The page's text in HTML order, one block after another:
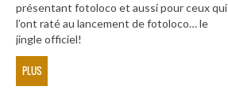
présentant fotoloco et aussi pour ceux qui
l’ont raté au lancement de fotoloco… le
jingle officiel!
PLUS